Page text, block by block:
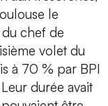
le
chef de
volet du
à 70 % par BPI
durée avait